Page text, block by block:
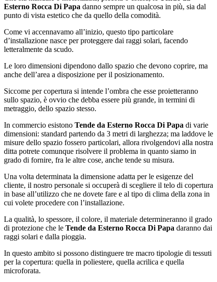
Esterno Rocca Di Papa danno sempre un qualcosa in più, sia dal
punto di vista estetico che da quello della comodità.
Come vi accennavamo all’inizio, questo tipo particolare
d’installazione nasce per proteggere dai raggi solari, facendo
letteralmente da scudo.
Le loro dimensioni dipendono dallo spazio che devono coprire, ma
anche dell’area a disposizione per il posizionamento.
Siccome per copertura si intende l’ombra che esse proietteranno
sullo spazio, è ovvio che debba essere più grande, in termini di
metraggio, dello spazio stesso.
In commercio esistono Tende da Esterno Rocca Di Papa di varie
dimensioni: standard partendo da 3 metri di larghezza; ma laddove le
misure dello spazio fossero particolari, allora rivolgendovi alla nostra
ditta potrete comunque risolvere il problema in quanto siamo in
grado di fornire, fra le altre cose, anche tende su misura.
Una volta determinata la dimensione adatta per le esigenze del
cliente, il nostro personale si occuperà di scegliere il telo di copertura
in base all’utilizzo che ne dovete fare e al tipo di clima della zona in
cui volete procedere con l’installazione.
La qualità, lo spessore, il colore, il materiale determineranno il grado
di protezione che le Tende da Esterno Rocca Di Papa daranno dai
raggi solari e dalla pioggia.
In questo ambito si possono distinguere tre macro tipologie di tessuti
per la copertura: quella in poliestere, quella acrilica e quella
microforata.